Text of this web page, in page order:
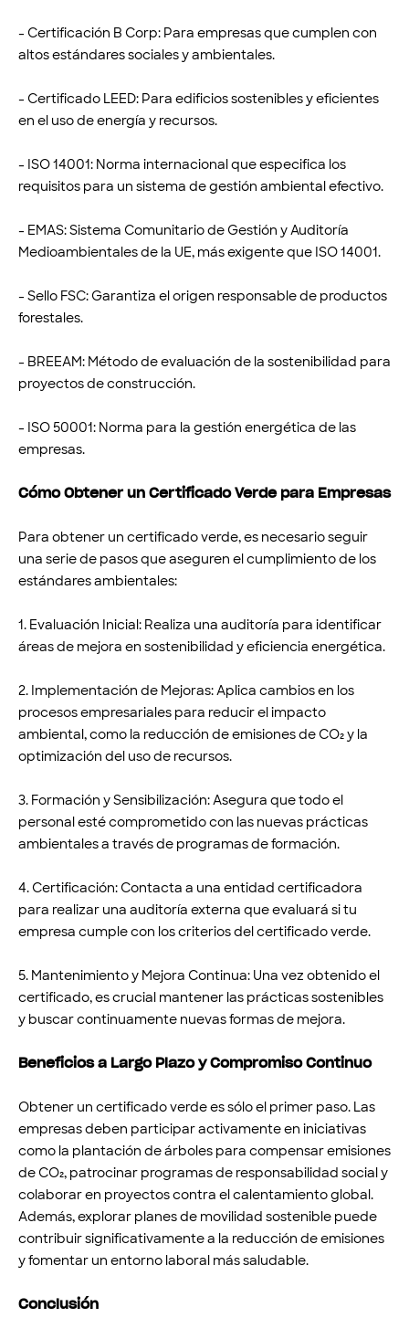
- Certificación B Corp: Para empresas que cumplen con
altos estándares sociales y ambientales.
- Certificado LEED: Para edificios sostenibles y eficientes
en el uso de energía y recursos.
- ISO 14001: Norma internacional que especifica los
requisitos para un sistema de gestión ambiental efectivo.
- EMAS: Sistema Comunitario de Gestión y Auditoría
Medioambientales de la UE, más exigente que ISO 14001.
- Sello FSC: Garantiza el origen responsable de productos
forestales.
- BREEAM: Método de evaluación de la sostenibilidad para
proyectos de construcción.
- ISO 50001: Norma para la gestión energética de las
empresas.
Cómo Obtener un Certificado Verde para Empresas
Para obtener un certificado verde, es necesario seguir
una serie de pasos que aseguren el cumplimiento de los
estándares ambientales:
1. Evaluación Inicial: Realiza una auditoría para identificar
áreas de mejora en sostenibilidad y eficiencia energética.
2. Implementación de Mejoras: Aplica cambios en los
procesos empresariales para reducir el impacto
ambiental, como la reducción de emisiones de CO₂ y la
optimización del uso de recursos.
3. Formación y Sensibilización: Asegura que todo el
personal esté comprometido con las nuevas prácticas
ambientales a través de programas de formación.
4. Certificación: Contacta a una entidad certificadora
para realizar una auditoría externa que evaluará si tu
empresa cumple con los criterios del certificado verde.
5. Mantenimiento y Mejora Continua: Una vez obtenido el
certificado, es crucial mantener las prácticas sostenibles
y buscar continuamente nuevas formas de mejora.
Beneficios a Largo Plazo y Compromiso Continuo
Obtener un certificado verde es sólo el primer paso. Las
empresas deben participar activamente en iniciativas
como la plantación de árboles para compensar emisiones
de CO₂, patrocinar programas de responsabilidad social y
colaborar en proyectos contra el calentamiento global.
Además, explorar planes de movilidad sostenible puede
contribuir significativamente a la reducción de emisiones
y fomentar un entorno laboral más saludable.
Conclusión